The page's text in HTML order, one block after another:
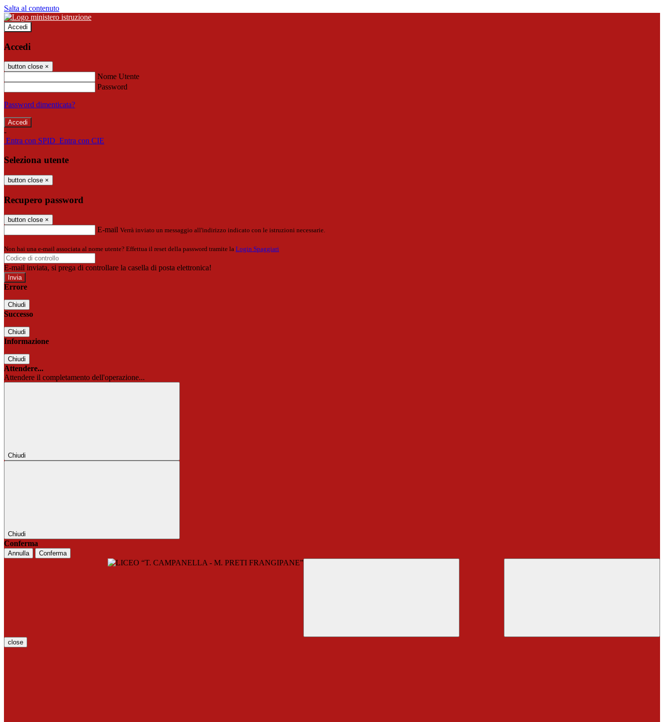
Salta al contenuto
Accedi
Accedi
button close ×
Nome Utente
Password
Password dimenticata?
-
Entra con SPID Entra con CIE
Seleziona utente
button close ×
Recupero password
button close ×
E-mail Verrà inviato un messaggio all'indirizzo indicato con le istruzioni necessarie.
Non hai una e-mail associata al nome utente? Effettua il reset della password tramite la Login Spaggiari
E-mail inviata, si prega di controllare la casella di posta elettronica!
Errore
Chiudi
Successo
Chiudi
Informazione
Chiudi
Attendere...
Attendere il completamento dell'operazione...
Chiudi
Chiudi
Conferma
Annulla Conferma
close